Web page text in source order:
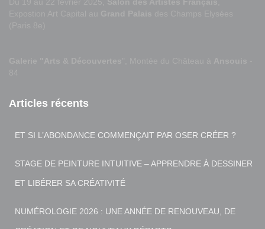
Articles récents
ET SI L’ABONDANCE COMMENÇAIT PAR OSER CRÉER ?
STAGE DE PEINTURE INTUITIVE – APPRENDRE À DESSINER
ET LIBÉRER SA CRÉATIVITÉ
NUMÉROLOGIE 2026 : UNE ANNÉE DE RENOUVEAU, DE